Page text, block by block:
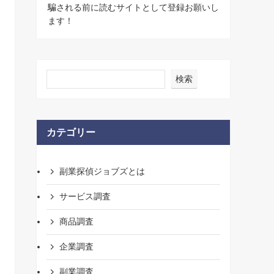
騙される前に読むサイトとして登録お願いし
ます！
検索
カテゴリー
副業探偵ジョブズとは
サービス調査
商品調査
企業調査
副業調査